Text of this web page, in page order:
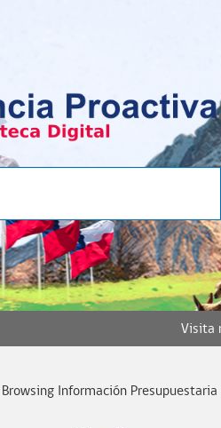
Visita
Browsing Información